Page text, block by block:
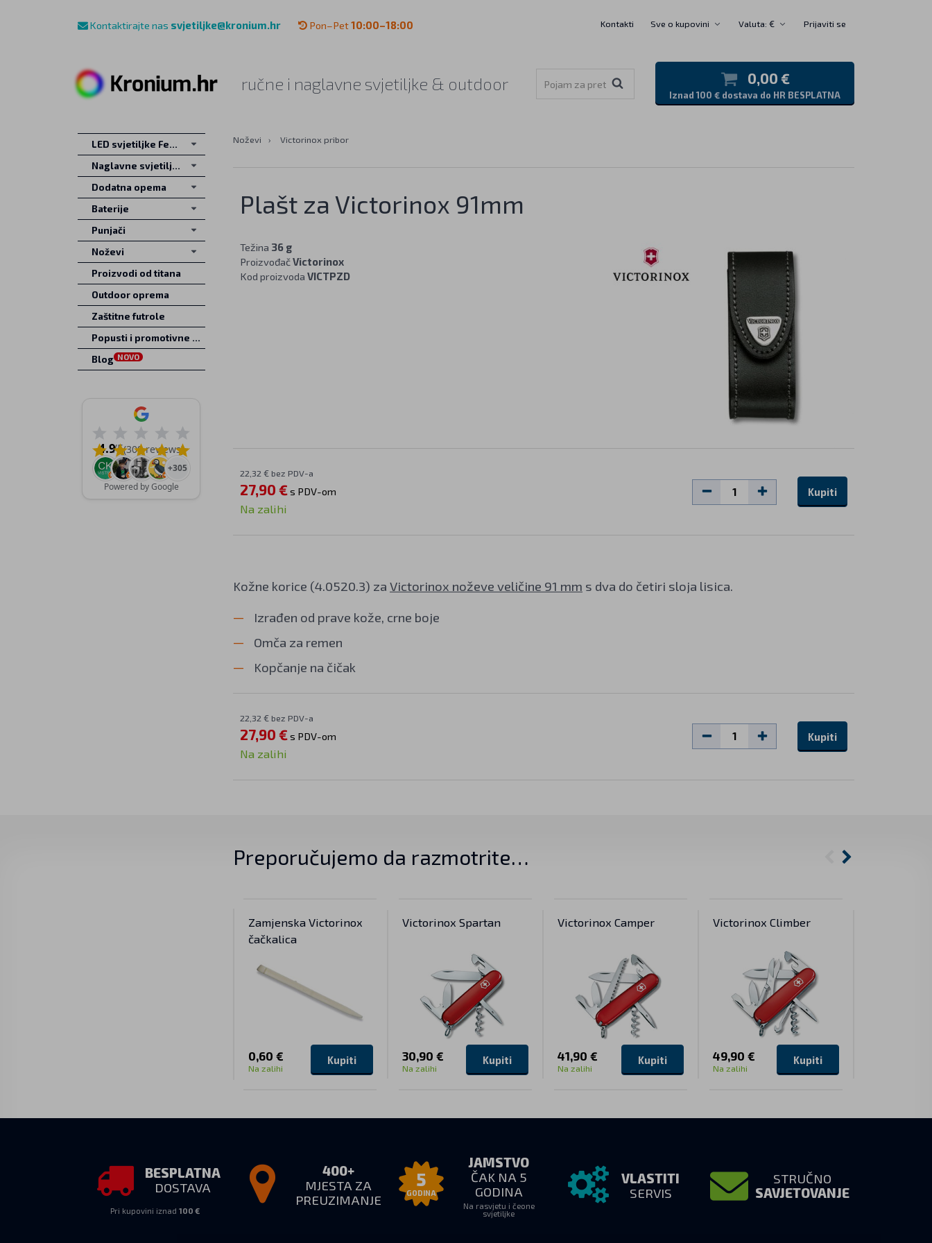
Kontaktirajte nas svjetiljke@kronium.hr Pon–Pet10:00–18:00 Kontakti Sve o kupovini Valuta: € Prijaviti se
ručne i naglavne svjetiljke & outdoor 0,00 €
Iznad 100 € dostava do HR BESPLATNA
Noževi › Victorinox pribor
Plašt za Victorinox 91mm
Težina 36 g
ProizvođačVictorinox
Kod proizvoda VICTPZD
22,32 € bez PDV-a
27,90 €s PDV-om
Na zalihi
Kupiti
Kožne korice (4.0520.3) za Victorinox noževe veličine 91 mm s dva do četiri sloja lisica.
Izrađen od prave kože, crne boje
Omča za remen
Kopčanje na čičak
22,32 € bez PDV-a
27,90 €s PDV-om
Na zalihi
Kupiti
LED svjetiljke Fenix
Naglavne svjetiljke
Dodatna opema
Baterije
Punjači
Noževi
Proizvodi od titana
Outdoor oprema
Zaštitne futrole
Popusti i promotivne ponude
Blog NOVO
4.9/5(309 reviews)
+305
Powered by Google
Preporučujemo da razmotrite…
Zamjenska Victorinox
čačkalica
0,60 €
Na zalihi
Kupiti
Victorinox Spartan
30,90 €
Na zalihi
Kupiti
Victorinox Camper
41,90 €
Na zalihi
Kupiti
Victorinox Climber
49,90 €
Na zalihi
Kupiti
BESPLATNA
DOSTAVA
Pri kupovini iznad100 €
400+
MJESTA ZA
PREUZIMANJE
5
GODINA
JAMSTVO
ČAK NA 5
GODINA
Na rasvjetu i čeone
svjetiljke
VLASTITI
SERVIS
STRUČNO
SAVJETOVANJE